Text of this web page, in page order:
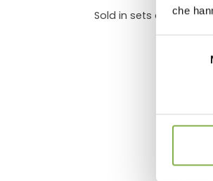
che
Sold in sets of 4 units